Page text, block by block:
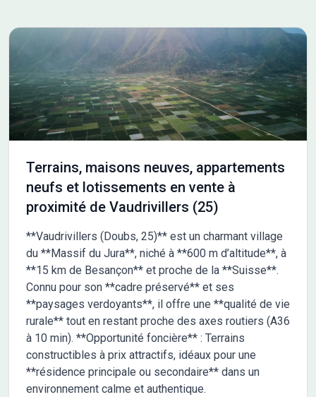
Terrains, maisons neuves, appartements
neufs et lotissements en vente à
proximité de Vaudrivillers (25)
**Vaudrivillers (Doubs, 25)** est un charmant village
du **Massif du Jura**, niché à **600 m d’altitude**, à
**15 km de Besançon** et proche de la **Suisse**.
Connu pour son **cadre préservé** et ses
**paysages verdoyants**, il offre une **qualité de vie
rurale** tout en restant proche des axes routiers (A36
à 10 min). **Opportunité foncière** : Terrains
constructibles à prix attractifs, idéaux pour une
**résidence principale ou secondaire** dans un
environnement calme et authentique.